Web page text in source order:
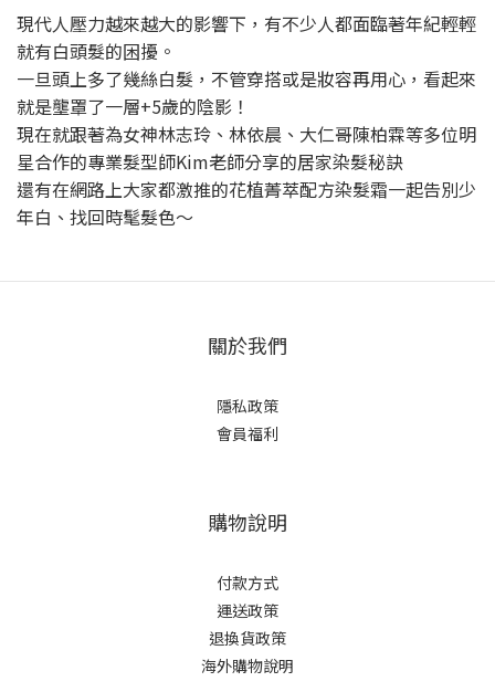
現代人壓力越來越大的影響下，有不少人都面臨著年紀輕輕
就有白頭髮的困擾。
一旦頭上多了幾絲白髮，不管穿搭或是妝容再用心，看起來
就是壟罩了一層+5歲的陰影！
現在就跟著為女神林志玲、林依晨、大仁哥陳柏霖等多位明
星合作的專業髮型師Kim老師分享的居家染髮秘訣
還有在網路上大家都激推的花植菁萃配方染髮霜一起告別少
年白、找回時髦髮色〜
關於我們
隱私政策
會員福利
購物說明
付款方式
運送政策
退換貨政策
海外購物說明